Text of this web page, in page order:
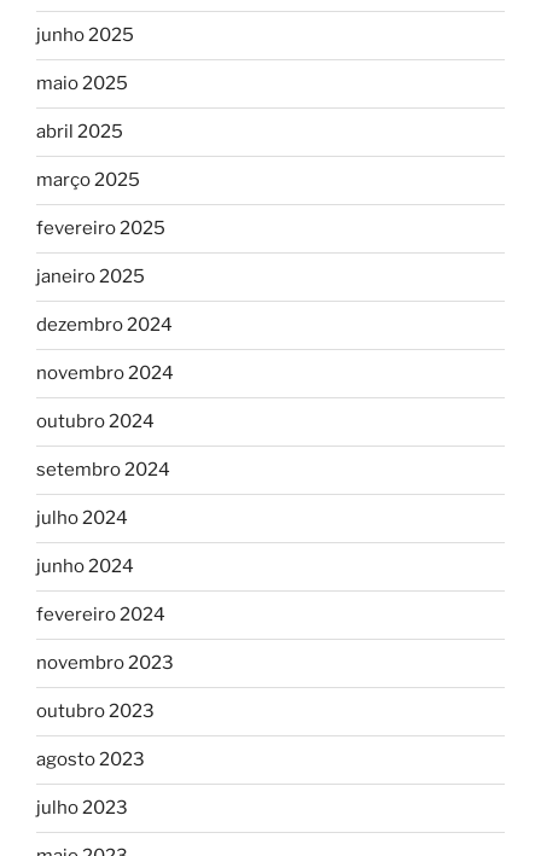
junho 2025
maio 2025
abril 2025
março 2025
fevereiro 2025
janeiro 2025
dezembro 2024
novembro 2024
outubro 2024
setembro 2024
julho 2024
junho 2024
fevereiro 2024
novembro 2023
outubro 2023
agosto 2023
julho 2023